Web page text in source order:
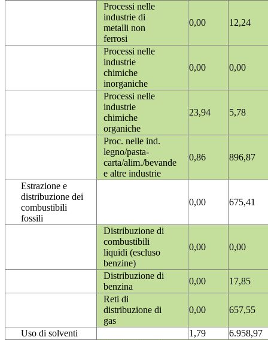
Processi nelle
industrie di
metalli non
ferrosi
0,00 12,24
Processi nelle
industrie
chimiche
inorganiche
0,00 0,00
Processi nelle
industrie
chimiche
organiche
23,94 5,78
Proc. nelle ind.
legno/pasta-
carta/alim./bevande
e altre industrie
0,86 896,87
Estrazione e
distribuzione dei
combustibili
fossili
0,00 675,41
Distribuzione di
combustibili
liquidi (escluso
benzine)
0,00 0,00
Distribuzione di
benzina
0,00
17,85
Reti di
distribuzione di
gas
0,00 657,55
Uso di solventi 1,79
6.958,97